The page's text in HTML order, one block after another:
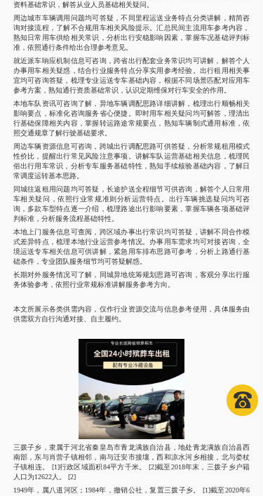
资料基础常识，解答从业人员基础相关疑问。
周边城市车辆调用问题均可答疑，不同里程运送业务特点分类讲解，精简咨
询对接流程，了解不合规用车相关风险提示。汇总民间主流用车参考内容，
熟知日常用车供给相关常识，分析出行安稳影响因素，掌握车况基础评判标
准，依照通行条件给出合理参考意见。
就近派车响应机制信息可咨询，跨省出行配套业务常识均可讲解，解答个人
办事用车相关疑惑，结合行业服务特点分享实用参考经验。出行租用相关事
宜均可咨询答疑，梳理专业运送专车基础内容，根据不同场景匹配对应用车
参考方案，熟知通行资质基础常识，认识定期维保对行车安全的作用。
本地车队资讯可咨询了解，异地车辆调配思路详细讲解，梳理出行顺畅相关
影响要点，标准化咨询服务省心便捷。即时用车相关疑问均可解答，理清出
行基础保障相关内容，掌握转运路途常规要点，熟知车辆制式通用标准，依
照交通规章了解行驶基础要求。
周边车辆资源信息可咨询，跨城出行调配思路可供答疑，分析常规租用模式
性价比，提醒出行常见风险注意事项。讲解车队运营基础相关信息，梳理民
俗出行用车常识，分析专车服务基础特性，熟知手续核验基础内容，了解日
常调度运转基本思路。
同城往返租用问题均可答疑，长途护送全程细节可供咨询，解答个人日常用
车相关疑问，依照行业常规准则分析运营特点。出行车辆挑选疑问均可咨
询，多款车型特点逐一介绍，梳理路途出行影响要素，掌握车辆各项基础评
判标准，分析服务流程基础特性。
本地上门服务信息可查阅，跨区域办事出行常识均可答疑，讲解不同合作模
式差异特点，梳理本地行业运营参考情况。办事用车需求均可对接咨询，全
境运送专车相关信息可供讲解，紧急用车排布思路可参考，分析上路通行基
础条件，专业团队服务细节均可答疑解惑。
长期对外服务情况可了解，同城异地统筹规划思路可咨询，客观分享出行服
务体验参考，依照行业常规标准讲解服务参考方向。
本文所展示各类供需内容，仅作行业资源交流与信息参考使用，具体服务由
供需双方自行沟通对接、自主履约。
三拨子乡，隶属于河北省秦皇岛市青龙满族自治县，地处青龙满族自治县西
南部，东与肖营子镇相邻，南与迁安市接壤，西和凉水河乡相接，北与娄杖
子镇相连。 [1]行政区域面积84平方千米。 [2]截至2018年末，三拨子乡户籍
人口为12622人。 [2]
1949年，属八道河区；1984年，撤销公社，复置三拨子乡。 [1]截至2020年6